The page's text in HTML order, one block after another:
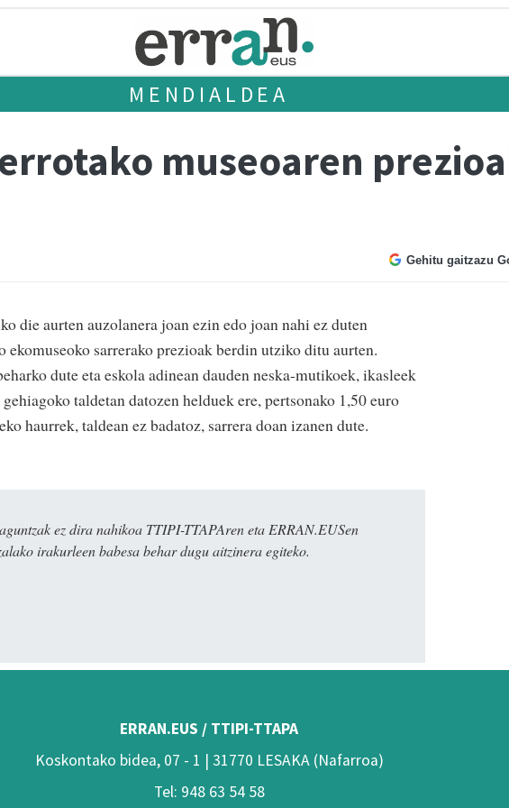
MENDIALDEA
museoaren
Gehitu gaitzazu
die aurten auzolanera joan ezin edo joan nahi ez duten
sarrerako prezioak berdin utziko ditu aurten.
dute eta eskola adinean dauden neska-mutikoek, ikasleek
taldetan datozen helduek ere, pertsonako 1,50 euro
haurrek, taldean ez badatoz, sarrera doan izanen dute.
ez dira nahikoa TTIPI-TTAPAren eta ERRAN.EUSen
irakurleen babesa behar dugu aitzinera egiteko.
ERRAN.EUS / TTIPI-TTAPA
Koskontako bidea, 07 - 1 | 31770 LESAKA (Nafarroa)
Tel: 948 63 54 58